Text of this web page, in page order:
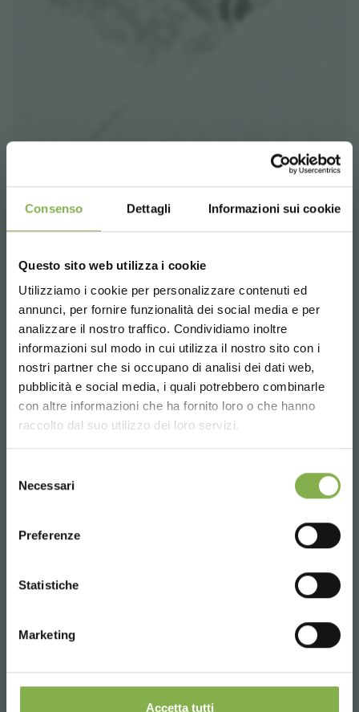
Consenso Dettagli Informazioni sui cookie
Questo sito web utilizza i cookie
Utilizziamo i cookie per personalizzare contenuti ed
annunci, per fornire funzionalità dei social media e per
analizzare il nostro traffico. Condividiamo inoltre
informazioni sul modo in cui utilizza il nostro sito con i
nostri partner che si occupano di analisi dei dati web,
pubblicità e social media, i quali potrebbero combinarle
con altre informazioni che ha fornito loro o che hanno
raccolto dal suo utilizzo dei loro servizi.
delNecessari
Preferenze
Statistiche
Marketing
Accetta tutti
Choose the country you are in and your
language for a better browsing experience